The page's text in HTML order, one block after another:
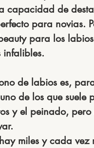
capacidad de
para novias.
para los
infalibles.
de labios es,
de los que suele
y el peinado,
miles y cada